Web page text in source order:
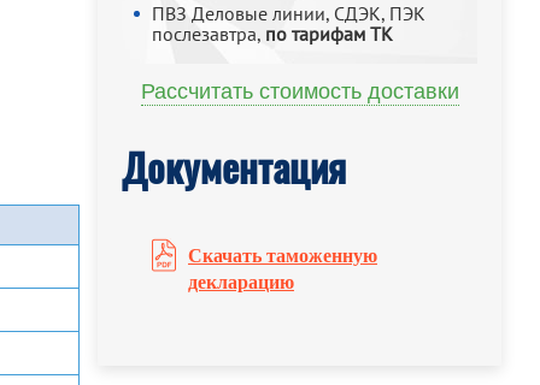
ПВЗ Деловые линии, СДЭК, ПЭК
послезавтра, по тарифам ТК
Рассчитать стоимость доставки
Документация
Скачать таможенную
декларацию